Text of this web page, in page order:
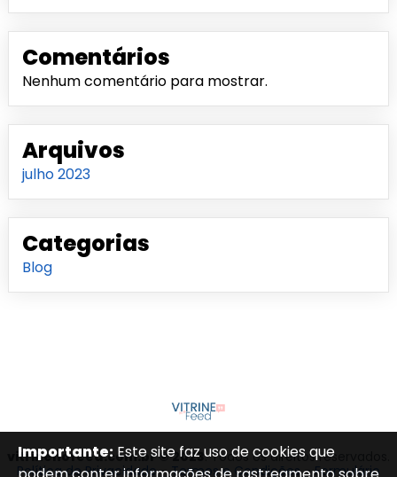
Comentários
Nenhum comentário para mostrar.
Arquivos
julho 2023
Categorias
Blog
Importante: Este site faz uso de cookies que
vitrinenofeed.com.br © 2023. Todos os direitos reservados.
Política de Privacidade-Termos e Condições-Formulário